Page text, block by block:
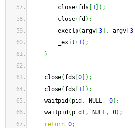
close( fds 1 ) ;
close( fd ) ;
execlp(argv 3 , argv 3
_exit ( 1) ;
}
close( fds 0 ) ;
close( fds 1 ) ;
waitpid ( pid , NULL, 0) ;
waitpid ( pid1, NULL, 0) ;
return 0;